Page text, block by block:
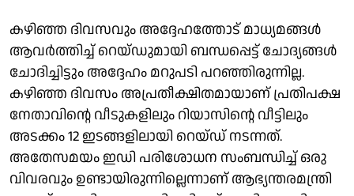
കഴിഞ്ഞ ദിവസവും അദ്ദേഹത്തോട് മാധ്യമങ്ങള്‍
ആവര്‍ത്തിച്ച് റെയ്ഡുമായി ബന്ധപ്പെട്ട് ചോദ്യങ്ങള്‍
ചോദിച്ചിട്ടും അദ്ദേഹം മറുപടി പറഞ്ഞിരുന്നില്ല.
കഴിഞ്ഞ ദിവസം അപ്രതീക്ഷിതമായാണ് പ്രതിപക്ഷ
നേതാവിന്റെ വീടുകളിലും റിയാസിന്റെ വീട്ടിലും
അടക്കം 12 ഇടങ്ങളിലായി റെയ്ഡ് നടന്നത്.
അതേസമയം ഇഡി പരിശോധന സംബന്ധിച്ച് ഒരു
വിവരവും ഉണ്ടായിരുന്നില്ലെന്നാണ് ആഭ്യന്തരമന്ത്രി